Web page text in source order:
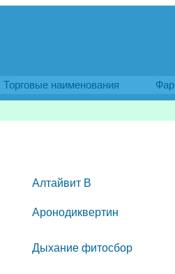
Торговые наименования
Алтайвит B
Аронодиквертин
Дыхание фитосбор